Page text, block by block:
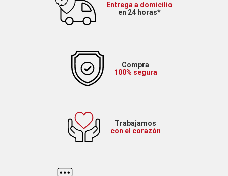
Entrega a domicilio
en 24 horas*
Compra
100% segura
Trabajamos
con el corazón